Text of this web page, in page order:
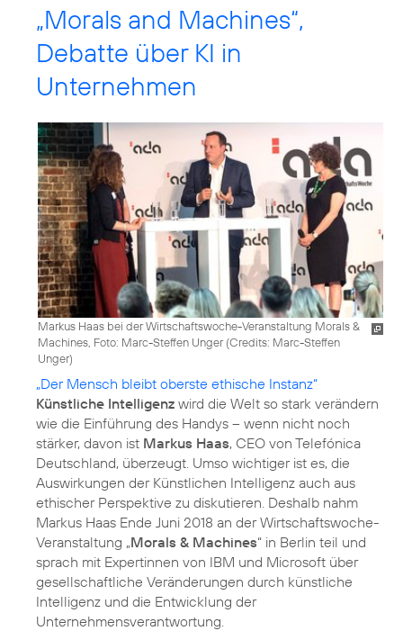
„Morals and Machines“,
Debatte über KI in
Unternehmen
Markus Haas bei der Wirtschaftswoche-Veranstaltung Morals &
Machines, Foto: Marc-Steffen Unger (Credits: Marc-Steffen
Unger)
„Der Mensch bleibt oberste ethische Instanz“
Künstliche Intelligenz wird die Welt so stark verändern
wie die Einführung des Handys – wenn nicht noch
stärker, davon ist Markus Haas, CEO von Telefónica
Deutschland, überzeugt. Umso wichtiger ist es, die
Auswirkungen der Künstlichen Intelligenz auch aus
ethischer Perspektive zu diskutieren. Deshalb nahm
Markus Haas Ende Juni 2018 an der Wirtschaftswoche-
Veranstaltung „Morals & Machines“ in Berlin teil und
sprach mit Expertinnen von IBM und Microsoft über
gesellschaftliche Veränderungen durch künstliche
Intelligenz und die Entwicklung der
Unternehmensverantwortung.